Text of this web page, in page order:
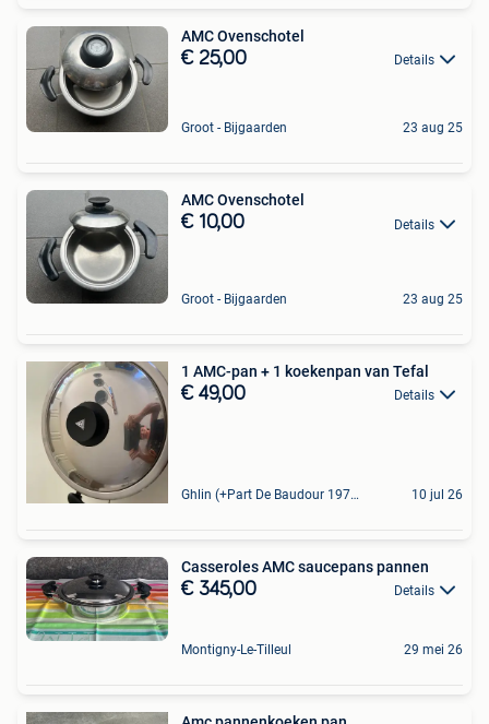
AMC Ovenschotel
€ 25,00 Details
Groot - Bijgaarden 23 aug 25
AMC Ovenschotel
€ 10,00 Details
Groot - Bijgaarden 23 aug 25
1 AMC-pan + 1 koekenpan van Tefal
€ 49,00 Details
Ghlin (+Part De Baudour 1971) 10 jul 26
Casseroles AMC saucepans pannen
€ 345,00 Details
Montigny-Le-Tilleul 29 mei 26